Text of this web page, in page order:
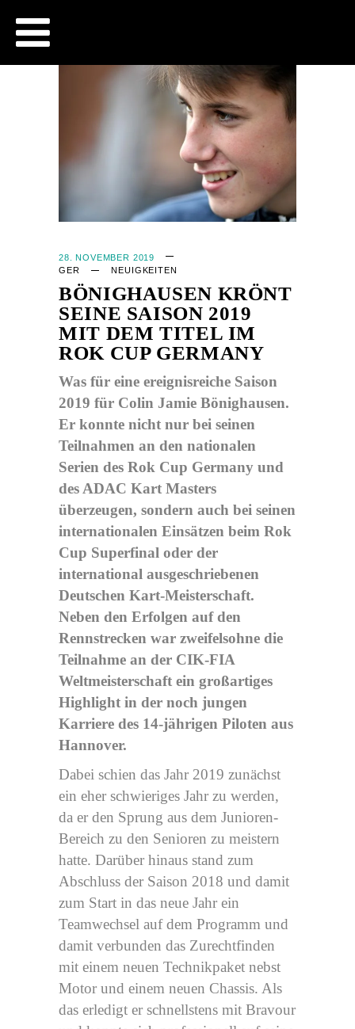
28. NOVEMBER 2019
GER
NEUIGKEITEN
BÖNIGHAUSEN KRÖNT
SEINE SAISON 2019
MIT DEM TITEL IM
ROK CUP GERMANY
Was für eine ereignisreiche Saison
2019 für Colin Jamie Bönighausen.
Er konnte nicht nur bei seinen
Teilnahmen an den nationalen
Serien des Rok Cup Germany und
des ADAC Kart Masters
überzeugen, sondern auch bei seinen
internationalen Einsätzen beim Rok
Cup Superfinal oder der
international ausgeschriebenen
Deutschen Kart-Meisterschaft.
Neben den Erfolgen auf den
Rennstrecken war zweifelsohne die
Teilnahme an der CIK-FIA
Weltmeisterschaft ein großartiges
Highlight in der noch jungen
Karriere des 14-jährigen Piloten aus
Hannover.
Dabei schien das Jahr 2019 zunächst
ein eher schwieriges Jahr zu werden,
da er den Sprung aus dem Junioren-
Bereich zu den Senioren zu meistern
hatte. Darüber hinaus stand zum
Abschluss der Saison 2018 und damit
zum Start in das neue Jahr ein
Teamwechsel auf dem Programm und
damit verbunden das Zurechtfinden
mit einem neuen Technikpaket nebst
Motor und einem neuen Chassis. Als
das erledigt er schnellstens mit Bravour